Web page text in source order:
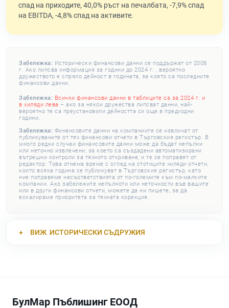
спад на приходите, 40,0% ръст на печалбата, -7,9% спад
на EBITDA, -4,8% спад на активите.
Забележка: Исторически финансови данни се поддържат от 2008
г. Ако липсва информация за години до 2024 г. , вероятно
дружеството е спряло дейност в годината, за която са последните
финансови данни.
Забележка: Всички финансови данни в таблиците са за 2024 г. и
в хиляди лева – ако за някои дружества липсват данни, най-
вероятно те са преустановили дейността си още в предходни
години.
Забележка: Финансовите данни на компаниите се извличат от
публикуваните от тях финансови отчети в Търговския регистър. В
много редки случаи финансовите данни може да бъдат непълни
или неточно извлечени, за което са създадени автоматизирани
вътрешни контроли за тяхното откриване, и те се поправят от
редактор. Това отнема време с оглед на стотиците хиляди отчети,
които всяка година се публикуват в Търговския регистър, като
ние поправяме несъответствията от по-големите към по-малките
компании. Ако забележите непълноти или неточности във вашите
или в други финансови отчети, можете да ни пишете, за да
ескалираме приоритета за тяхната корекция.
ВИЖ ИСТОРИЧЕСКИ СЪДРУЖИЯ
БулМар Пъблишинг ЕООД